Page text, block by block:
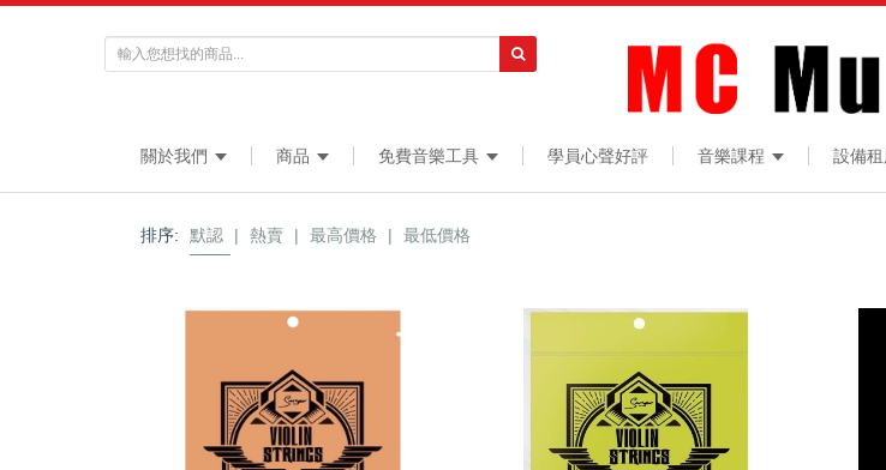
關於我們 商品 免費音樂工具 學員心聲好評 音樂課程 設備
排序: 默認 | 熱賣 | 最高價格 | 最低價格